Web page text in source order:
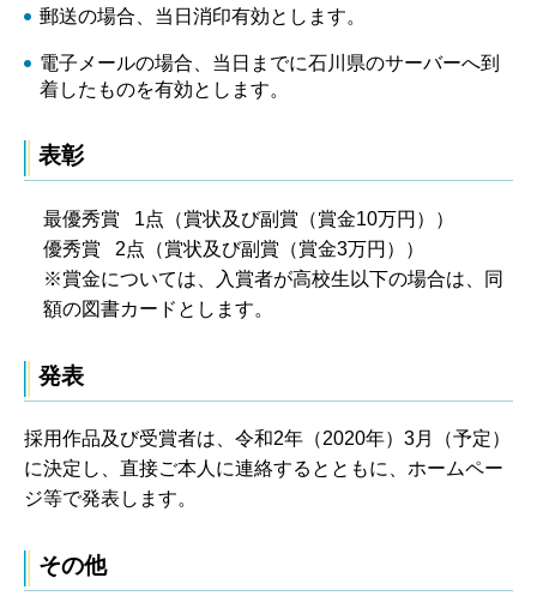
郵送の場合、当日消印有効とします。
電子メールの場合、当日までに石川県のサーバーへ到
着したものを有効とします。
表彰
最優秀賞 1点（賞状及び副賞（賞金10万円））
優秀賞 2点（賞状及び副賞（賞金3万円））
※賞金については、入賞者が高校生以下の場合は、同
額の図書カードとします。
発表
採用作品及び受賞者は、令和2年（2020年）3月（予定）
に決定し、直接ご本人に連絡するとともに、ホームペー
ジ等で発表します。
その他